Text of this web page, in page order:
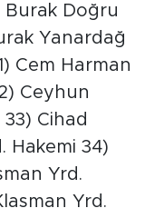
Burak Doğru
Yanardağ
Cem Harman
Ceyhun
Cihad
Hakemi 34)
Yrd.
Yrd.